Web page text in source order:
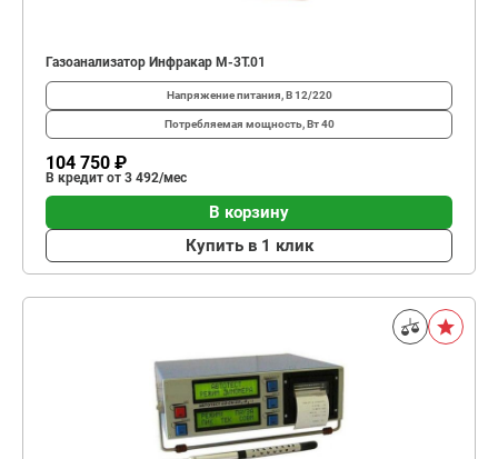
Газоанализатор Инфракар М-3Т.01
Напряжение питания, В12/220
Потребляемая мощность, Вт40
104 750 ₽
В кредит от 3 492/мес
В корзину
Купить в 1 клик